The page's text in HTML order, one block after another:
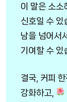
이 말은 소소
신호일 수 있
남을 넘어서
기여할 수 있
결국, 커피
강화하고,